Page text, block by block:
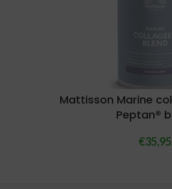
Mattisson Marine
Peptan®
€35,95